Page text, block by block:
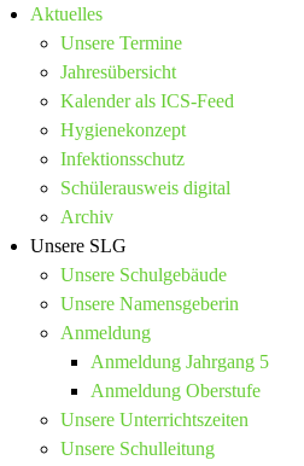
Aktuelles
Unsere Termine
Jahresübersicht
Kalender als ICS-Feed
Hygienekonzept
Infektionsschutz
Schülerausweis digital
Archiv
Unsere SLG
Unsere Schulgebäude
Unsere Namensgeberin
Anmeldung
Anmeldung Jahrgang 5
Anmeldung Oberstufe
Unsere Unterrichtszeiten
Unsere Schulleitung